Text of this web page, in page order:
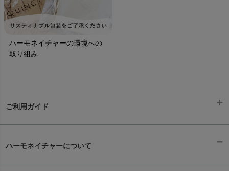
ハーモネイチャーの環境への
取り組み
ご利用ガイド
ハーモネイチャーについて